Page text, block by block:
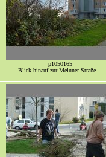
p1050165
Blick hinauf zur Meluner Straße ...